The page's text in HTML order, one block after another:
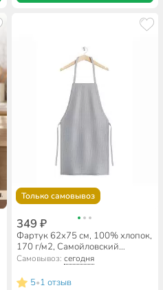
Только самовывоз
349 ₽
Фартук 62х75 см, 100% хлопок,
170 г/м2, Самойловский
текстиль, Текстура, серый
Самовывоз: сегодня
5•1 отзыв